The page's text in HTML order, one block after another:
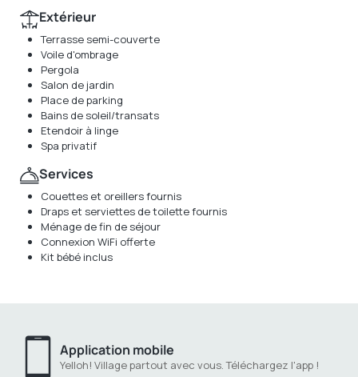
Extérieur
Terrasse semi-couverte
Voile d'ombrage
Pergola
Salon de jardin
Place de parking
Bains de soleil/transats
Etendoir à linge
Spa privatif
Services
Couettes et oreillers fournis
Draps et serviettes de toilette fournis
Ménage de fin de séjour
Connexion WiFi offerte
Kit bébé inclus
Application mobile
Yelloh! Village partout avec vous. Téléchargez l'app !